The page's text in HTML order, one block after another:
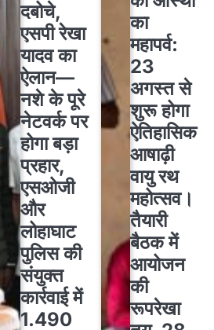
दबोचे,
एसपी रेखा
यादव का
ऐलान—
नशे के पूरे
नेटवर्क पर
होगा बड़ा
प्रहार,
एसओजी
और
लोहाघाट
पुलिस की
संयुक्त
कार्रवाई में
1.490
का
महापर्व:
23
अगस्त से
शुरू होगा
ऐतिहासिक
आषाढ़ी
वायु रथ
महोत्सव।
तैयारी
बैठक में
आयोजन
की
रूपरेखा